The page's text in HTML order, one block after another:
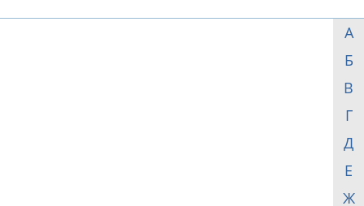
А
Б
В
Г
Д
Е
Ж